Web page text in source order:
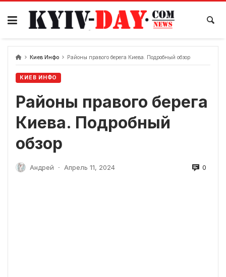
перейти
содержанию
Киев Инфо Районы правого берега Киева. Подробный обзор
КИЕВ ИНФО
Районы правого берега
Киева. Подробный
обзор
Андрей - Апрель 11, 2024 0